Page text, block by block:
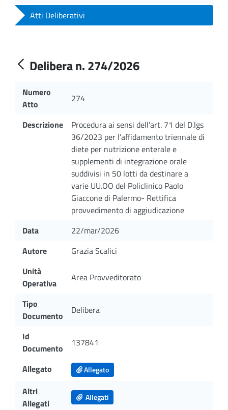
Atti Deliberativi
Delibera n. 274/2026
Numero
Atto
274
Descrizione
Procedura ai sensi dell’art. 71 del D.lgs
36/2023 per l’affidamento triennale di
diete per nutrizione enterale e
supplementi di integrazione orale
suddivisi in 50 lotti da destinare a
varie UU.OO del Policlinico Paolo
Giaccone di Palermo- Rettifica
provvedimento di aggiudicazione
Data
22/mar/2026
Autore
Grazia Scalici
Unità
Operativa
Area Provveditorato
Tipo
Documento
Delibera
Id
Documento
137841
Allegato Allegato
Altri
Allegati
Allegati